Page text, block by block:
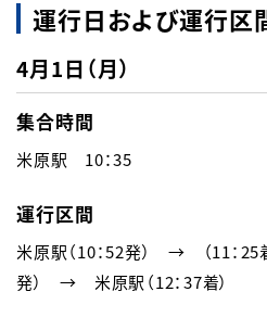
運行日および運行区
4月1日（月）
集合時間
米原駅　10：35
運行区間
米原駅（10：52発）　→　（11：
発）　→　米原駅（12：37着）